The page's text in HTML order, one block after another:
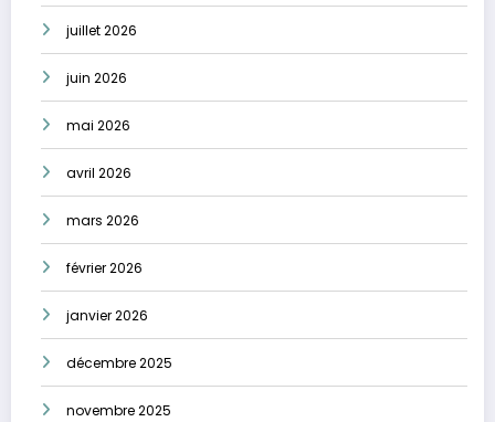
juillet 2026
juin 2026
mai 2026
avril 2026
mars 2026
février 2026
janvier 2026
décembre 2025
novembre 2025